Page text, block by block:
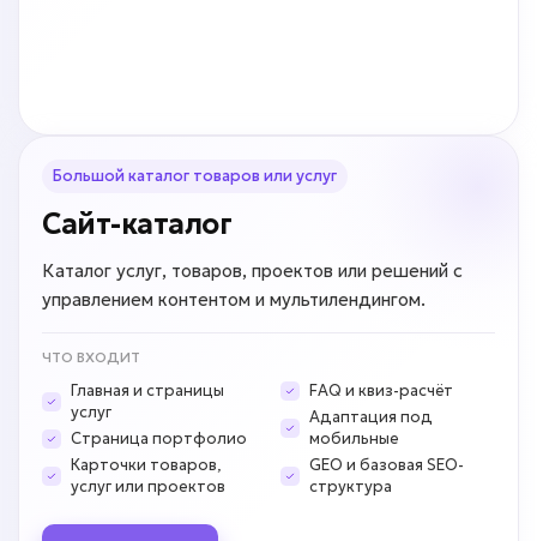
Большой каталог товаров или услуг
Сайт-каталог
Каталог услуг, товаров, проектов или решений с
управлением контентом и мультилендингом.
ЧТО ВХОДИТ
Главная и страницы
услуг
Страница портфолио
Карточки товаров,
услуг или проектов
FAQ и квиз-расчёт
Адаптация под
мобильные
GEO и базовая SEO-
структура